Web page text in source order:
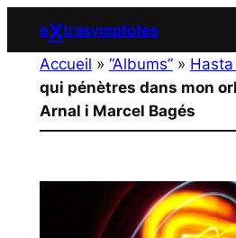
contenu
eXtrasymptotes
Accueil » “Albums”»
qui pénètres dans mon
Arnal i Marcel Bagés